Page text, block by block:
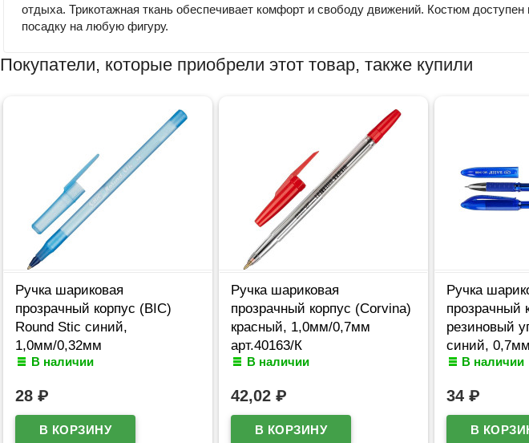
отдыха. Трикотажная ткань обеспечивает комфорт и свободу движений. Костюм
посадку на любую фигуру.
Покупатели, которые приобрели этот товар, также купили
Ручка шариковая
прозрачный корпус (BIC)
Round Stic синий,
1,0мм/0,32мм
арт.921403/934598
В наличии
28 ₽
Ручка шариковая
прозрачный корпус (Corvina)
красный, 1,0мм/0,7мм
арт.40163/К
В наличии
42,02 ₽
Ручка
прозрачный
резиновый
синий,
арт.МС-
В наличии
34 ₽